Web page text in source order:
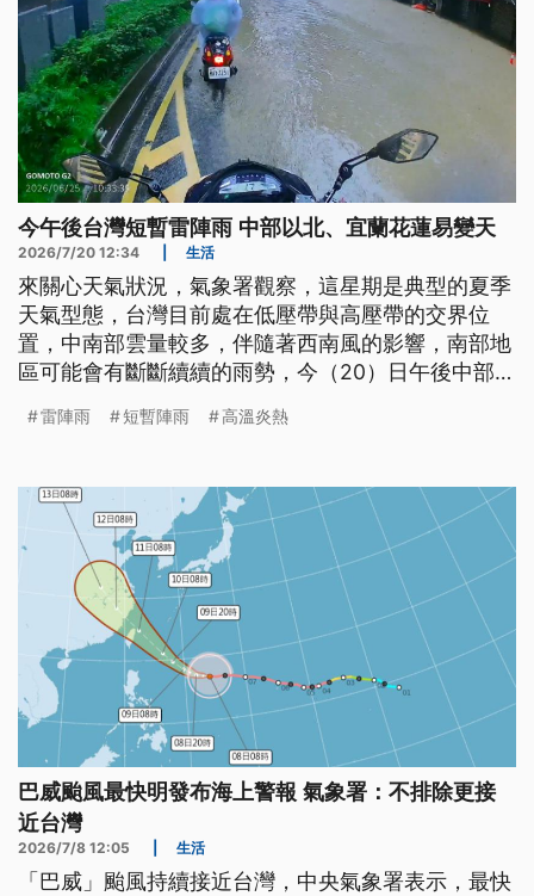
今午後台灣短暫雷陣雨 中部以北、宜蘭花蓮易變天
2026/7/20 12:34 生活
來關心天氣狀況，氣象署觀察，這星期是典型的夏季
天氣型態，台灣目前處在低壓帶與高壓帶的交界位
置，中南部雲量較多，伴隨著西南風的影響，南部地
區可能會有斷斷續續的雨勢，今（20）日午後中部以
容易出現局部大雨。
雷陣雨 短暫陣雨 高溫炎熱
巴威颱風最快明發布海上警報 氣象署：不排除更接
近台灣
2026/7/8 12:05 生活
「巴威」颱風持續接近台灣，中央氣象署表示，最快